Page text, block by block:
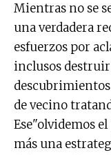
Mientras no se
una verdadera
esfuerzos por
inclusos destruir
descubrimientos
de vecino
Ese"olvidemos
más una